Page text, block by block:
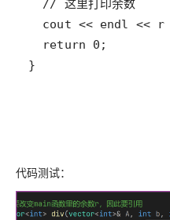
}
代码测试：